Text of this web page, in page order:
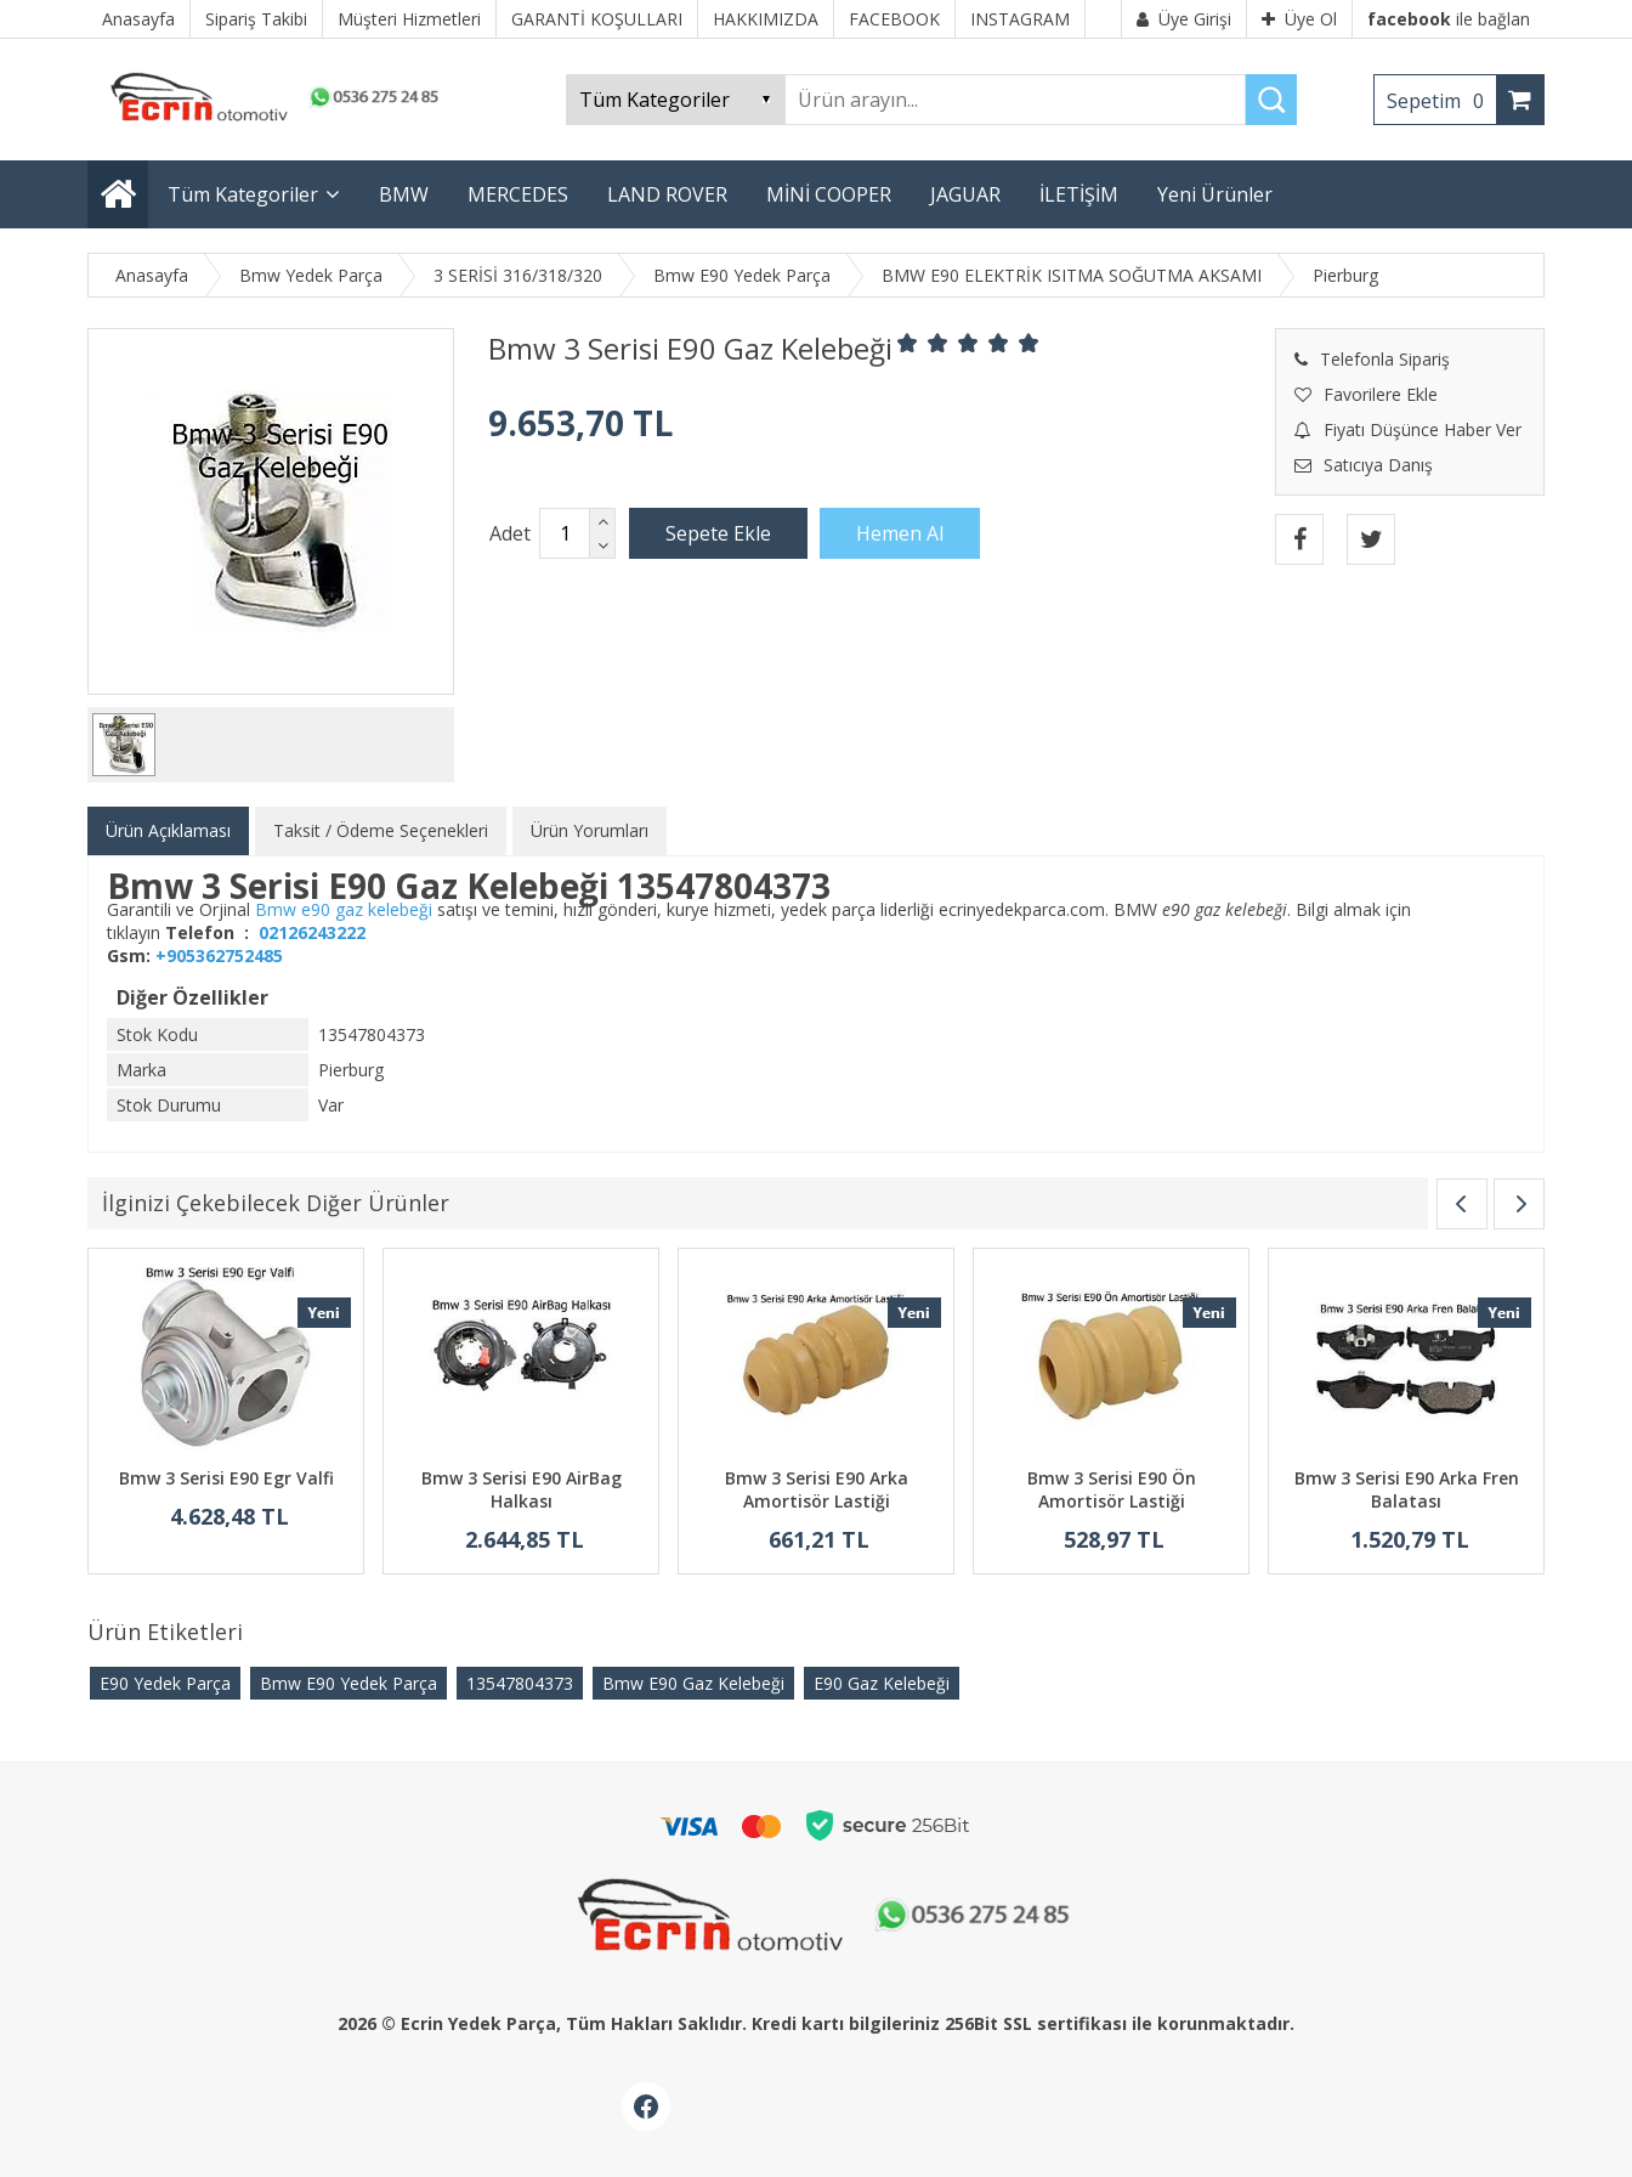
Anasayfa Sipariş Takibi Müşteri Hizmetleri GARANTİ KOŞULLARI HAKKIMIZDA FACEBOOK INSTAGRAM Üye Girişi Üye Ol facebook ile bağlan
Sepetim 0
Tüm Kategoriler BMW MERCEDES LAND ROVER MİNİ COOPER JAGUAR İLETİŞİM Yeni Ürünler
Anasayfa Bmw Yedek Parça 3 SERİSİ 316/318/320 Bmw E90 Yedek Parça BMW E90 ELEKTRİK ISITMA SOĞUTMA AKSAMI Pierburg
Bmw 3 Serisi E90 Gaz Kelebeği
Telefonla Sipariş
Favorilere Ekle
Fiyatı Düşünce Haber Ver
Satıcıya Danış
9.653,70 TL
Adet
Ürün Açıklaması Taksit / Ödeme Seçenekleri Ürün Yorumları
Bmw 3 Serisi E90 Gaz Kelebeği 13547804373
Garantili ve Orjinal Bmw e90 gaz kelebeği satışı ve temini, hızlı gönderi, kurye hizmeti, yedek parça liderliği ecrinyedekparca.com. BMW e90 gaz kelebeği. Bilgi almak için
tıklayın Telefon : 02126243222
Gsm: +905362752485
Diğer Özellikler
Stok Kodu
13547804373
Marka
Pierburg
Stok Durumu
Var
İlginizi Çekebilecek Diğer Ürünler
Bmw 3 Serisi E90 Egr Valfi
4.628,48 TL
Bmw 3 Serisi E90 AirBag
Halkası
2.644,85 TL
Bmw 3 Serisi E90 Arka
Amortisör Lastiği
661,21 TL
Bmw 3 Serisi E90 Ön
Amortisör Lastiği
528,97 TL
Bmw 3 Serisi E90 Arka Fren
Balatası
1.520,79 TL
Ürün Etiketleri
E90 Yedek Parça Bmw E90 Yedek Parça 13547804373 Bmw E90 Gaz Kelebeği E90 Gaz Kelebeği
2026 © Ecrin Yedek Parça, Tüm Hakları Saklıdır. Kredi kartı bilgileriniz 256Bit SSL sertifikası ile korunmaktadır.